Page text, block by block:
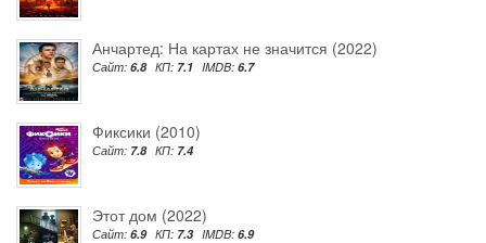
Анчартед: На картах не значится (2022)
Сайт: 6.8 КП: 7.1 IMDB: 6.7
Фиксики (2010)
Сайт: 7.8 КП: 7.4
Этот дом (2022)
Сайт: 6.9 КП: 7.3 IMDB: 6.9